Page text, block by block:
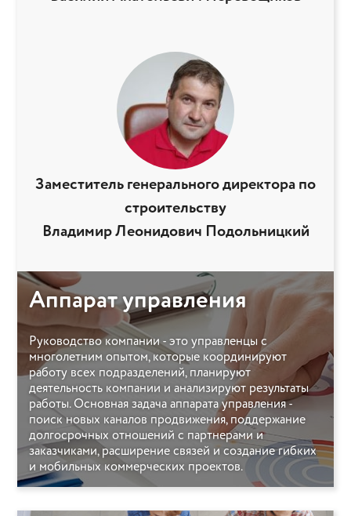
Аппарат управления
Руководство компании - это управленцы с
многолетним опытом, которые координируют
работу всех подразделений, планируют
деятельность компании и анализируют результаты
работы. Основная задача аппарата управления -
поиск новых каналов продвижения, поддержание
долгосрочных отношений с партнерами и
заказчиками, расширение связей и создание гибких
и мобильных коммерческих проектов.
Заместитель генерального директора по
строительству
Владимир Леонидович Подольницкий